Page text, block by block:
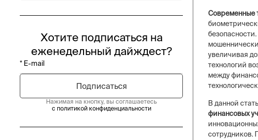
Хотите подписаться на
еженедельный дайждест?
Нажимая на кнопку, вы соглашаетесь
с политикой конфиденциальности
Современные
увеличивая
технологий
между
В данной
финансовых
сотрудников.